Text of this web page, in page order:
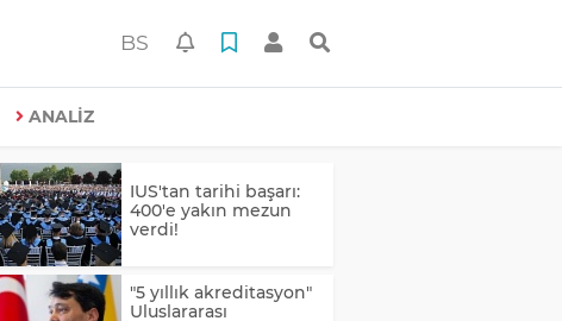
BS
ANALİZ
IUS'tan tarihi başarı:
400'e yakın mezun
verdi!
"5 yıllık akreditasyon"
Uluslararası